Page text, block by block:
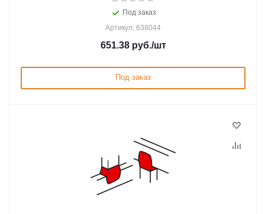
Под заказ
Артикул: 638044
651.38руб./шт
Под заказ